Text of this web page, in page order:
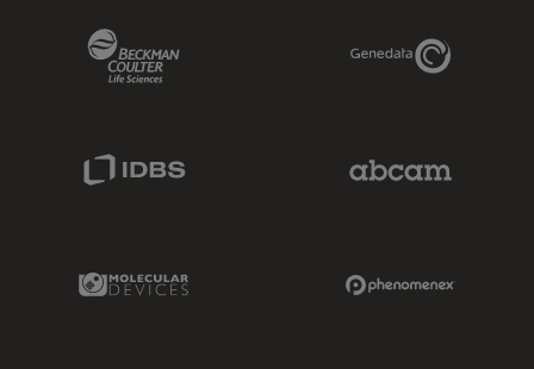
Genedata Link
Molecular Devices Link